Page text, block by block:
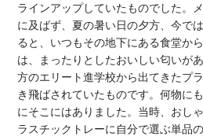
ラインアップしていたものでした。
に及ばず、夏の暑い日の夕方、今で
ると、いつもその地下にある食堂か
は、まったりとしたおいしい匂いが
方のエリート進学校から出てきたプ
き飛ばされていたものです。何物に
にそこにはありました。当時、おし
ラスチックトレーに自分で選ぶ単品